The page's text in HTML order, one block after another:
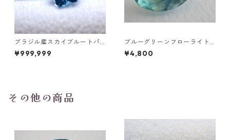
ブラジル産スカイブルートパ
ーズ スノーフレークカットル
ース 1.5ct 7.0mm*7.0mm*4.
¥999,999
ブルーグリーンフローライト
オーバルカットルース 10.2ct
15.4mm*11.1mm*8.0mm
¥4,800
その他の商品